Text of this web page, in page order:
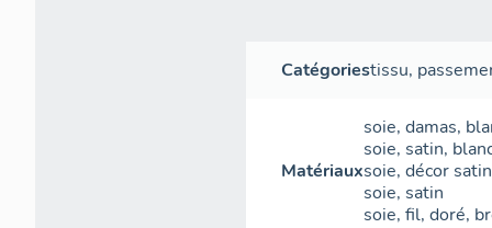
Catégoriestissu,
Matériaux
soie, damas,
soie, satin,
soie, décorsatin
soie, satin
soie, fil, doré,